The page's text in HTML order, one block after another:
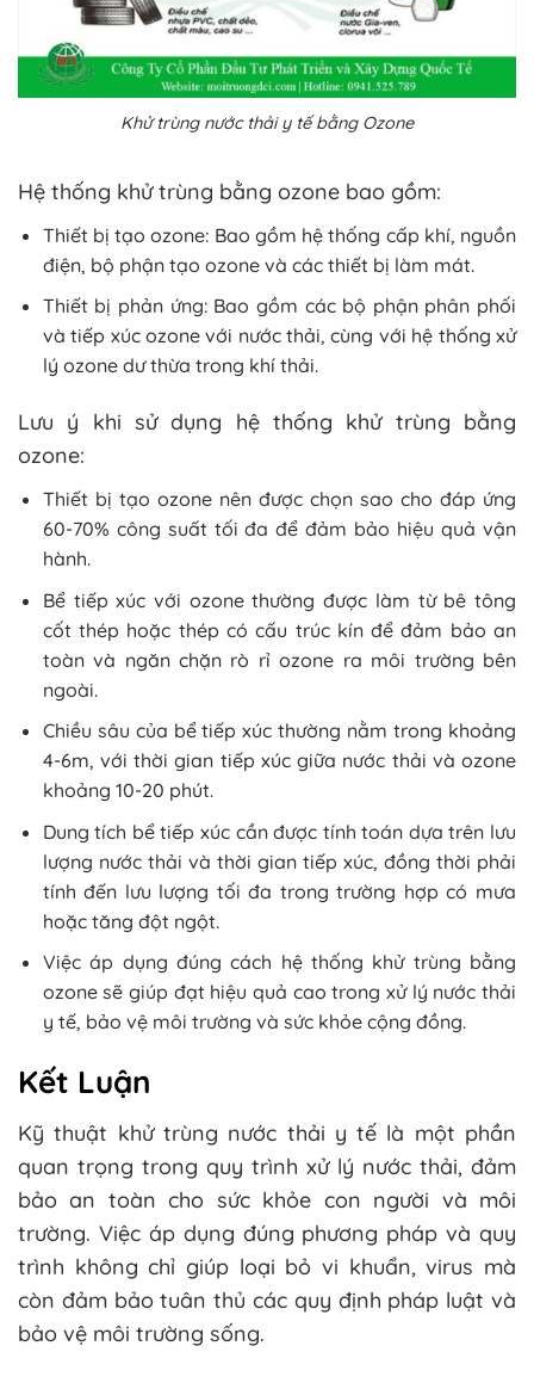
Khử trùng nước thải y tế bằng Ozone
Hệ thống khử trùng bằng ozone bao gồm:
Thiết bị tạo ozone: Bao gồm hệ thống cấp khí, nguồn
điện, bộ phận tạo ozone và các thiết bị làm mát.
Thiết bị phản ứng: Bao gồm các bộ phận phân phối
và tiếp xúc ozone với nước thải, cùng với hệ thống xử
lý ozone dư thừa trong khí thải.
Lưu ý khi sử dụng hệ thống khử trùng bằng
ozone:
Thiết bị tạo ozone nên được chọn sao cho đáp ứng
60-70% công suất tối đa để đảm bảo hiệu quả vận
hành.
Bể tiếp xúc với ozone thường được làm từ bê tông
cốt thép hoặc thép có cấu trúc kín để đảm bảo an
toàn và ngăn chặn rò rỉ ozone ra môi trường bên
ngoài.
Chiều sâu của bể tiếp xúc thường nằm trong khoảng
4-6m, với thời gian tiếp xúc giữa nước thải và ozone
khoảng 10-20 phút.
Dung tích bể tiếp xúc cần được tính toán dựa trên lưu
lượng nước thải và thời gian tiếp xúc, đồng thời phải
tính đến lưu lượng tối đa trong trường hợp có mưa
hoặc tăng đột ngột.
Việc áp dụng đúng cách hệ thống khử trùng bằng
ozone sẽ giúp đạt hiệu quả cao trong xử lý nước thải
y tế, bảo vệ môi trường và sức khỏe cộng đồng.
Kết Luận
Kỹ thuật khử trùng nước thải y tế là một phần
quan trọng trong quy trình xử lý nước thải, đảm
bảo an toàn cho sức khỏe con người và môi
trường. Việc áp dụng đúng phương pháp và quy
trình không chỉ giúp loại bỏ vi khuẩn, virus mà
còn đảm bảo tuân thủ các quy định pháp luật và
bảo vệ môi trường sống.